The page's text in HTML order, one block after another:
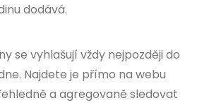
dodává.
se vyhlašují vždy nejpozději do
Najdete je přímo na webu
a agregovaně sledovat